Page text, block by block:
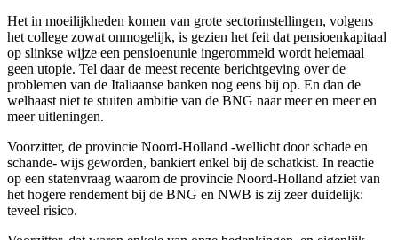
Het in moeilijkheden komen van grote sectorinstellingen, volgens
het college zowat onmogelijk, is gezien het feit dat pensioenkapitaal
op slinkse wijze een pensioenunie ingerommeld wordt helemaal
geen utopie. Tel daar de meest recente berichtgeving over de
problemen van de Italiaanse banken nog eens bij op. En dan de
welhaast niet te stuiten ambitie van de BNG naar meer en meer en
meer uitleningen.
Voorzitter, de provincie Noord-Holland -wellicht door schade en
schande- wijs geworden, bankiert enkel bij de schatkist. In reactie
op een statenvraag waarom de provincie Noord-Holland afziet van
het hogere rendement bij de BNG en NWB is zij zeer duidelijk:
teveel risico.